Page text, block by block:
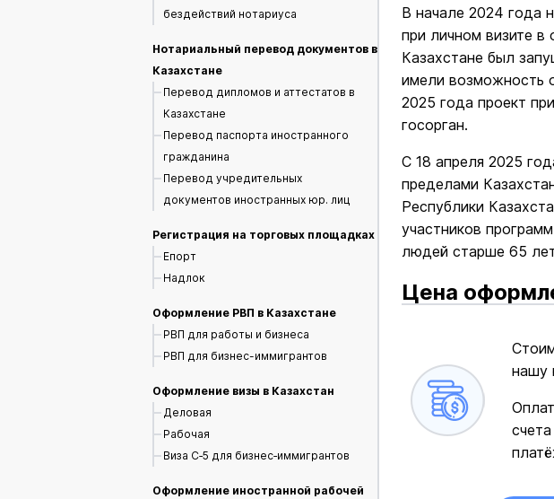
бездействий нотариуса
Нотариальный перевод документов в
Казахстане
Перевод дипломов и аттестатов в
Казахстане
Перевод паспорта иностранного
гражданина
Перевод учредительных
документов иностранных юр. лиц
Регистрация на торговых площадках
Епорт
Надлок
Оформление РВП в Казахстане
РВП для работы и бизнеса
РВП для бизнес-иммигрантов
Оформление визы в Казахстан
Деловая
Рабочая
Виза С‑5 для бизнес‑иммигрантов
Оформление иностранной рабочей
В начале 2024 года
при личном визите в
Казахстане был
имели возможность
2025 года проект
госорган.
С 18 апреля 2025
пределами
Республики
участников
людей старше 65
Цена
нашу
счета